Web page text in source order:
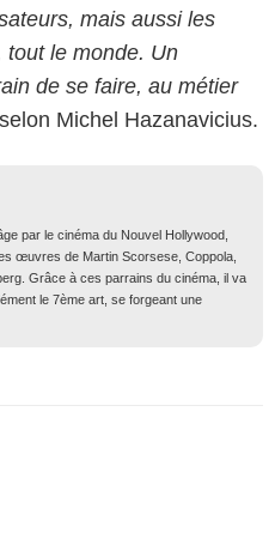
mais aussi les
tout le monde. Un
de se faire, au métier
Michel Hazanavicius.
par le cinéma du Nouvel Hollywood,
œuvres de Martin Scorsese, Coppola,
Grâce à ces parrains du cinéma, il va
le 7ème art, se forgeant une